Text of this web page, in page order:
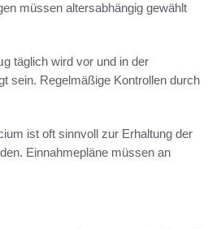
müssen altersabhängig gewählt
täglich wird vor und in der
sein. Regelmäßige Kontrollen durch
ist oft sinnvoll zur Erhaltung der
Einnahmepläne müssen an